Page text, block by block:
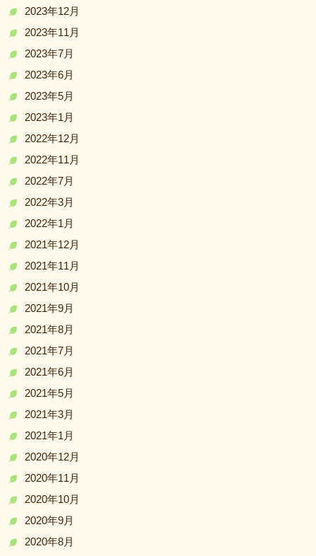
2023年12月
2023年11月
2023年7月
2023年6月
2023年5月
2023年1月
2022年12月
2022年11月
2022年7月
2022年3月
2022年1月
2021年12月
2021年11月
2021年10月
2021年9月
2021年8月
2021年7月
2021年6月
2021年5月
2021年3月
2021年1月
2020年12月
2020年11月
2020年10月
2020年9月
2020年8月